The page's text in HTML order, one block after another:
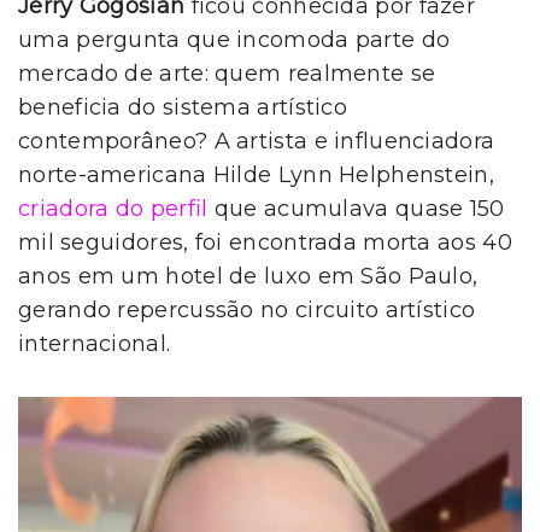
Jerry Gogosian ficou conhecida por fazer
uma pergunta que incomoda parte do
mercado de arte: quem realmente se
beneficia do sistema artístico
contemporâneo? A artista e influenciadora
norte-americana Hilde Lynn Helphenstein,
criadora do perfil que acumulava quase 150
mil seguidores, foi encontrada morta aos 40
anos em um hotel de luxo em São Paulo,
gerando repercussão no circuito artístico
internacional.